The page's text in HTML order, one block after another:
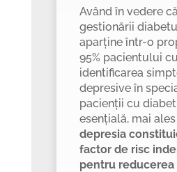
Având în vedere
gestionării
aparține într-o
95% pacientului
identificarea
depresive în
pacienții cu
esențială, mai
depresia
factor de risc
pentru